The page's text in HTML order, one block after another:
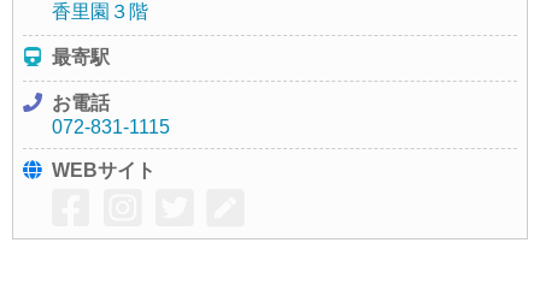
香里園３階
最寄駅
お電話
072-831-1115
WEBサイト